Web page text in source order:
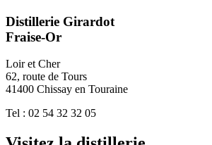
Distillerie Girardot
Fraise-Or
Loir et Cher
62, route de Tours
41400 Chissay en Touraine
Tel : 02 54 32 32 05